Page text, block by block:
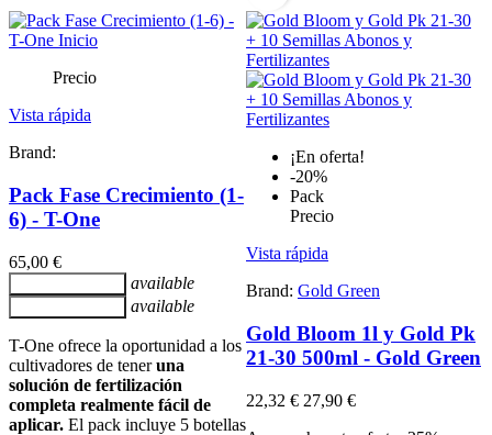
Precio
Vista rápida
Brand:
Pack Fase Crecimiento (1-
6) - T-One
65,00 €
available
available
T-One ofrece la oportunidad a los
cultivadores de teneruna
solución de fertilización
completa realmente fácil de
aplicar. El pack incluye 5 botellas
¡En oferta!
-20%
Pack
Precio
Vista rápida
Brand: Gold Green
Gold Bloom 1l y Gold Pk
21-30 500ml - Gold Green
22,32 € 27,90 €